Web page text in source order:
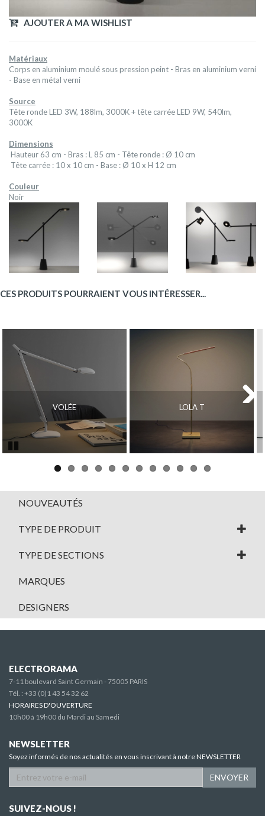
AJOUTER A MA WISHLIST
Matériaux
Corps en aluminium moulé sous pression peint - Bras en aluminium verni
- Base en métal verni
Source
Tête ronde LED 3W, 188lm, 3000K + tête carrée LED 9W, 540lm,
3000K
Dimensions
Hauteur 63 cm - Bras : L 85 cm - Tête ronde : Ø 10 cm
Tête carrée : 10 x 10 cm - Base : Ø 10 x H 12 cm
Couleur
Noir
CES PRODUITS POURRAIENT VOUS INTÉRESSER...
VOLÉE LOLA T
Next
NOUVEAUTÉS
TYPE DE PRODUIT
TYPE DE SECTIONS
MARQUES
DESIGNERS
ELECTRORAMA
7-11 boulevard Saint Germain - 75005 PARIS
Tél. : +33 (0)1 43 54 32 62
HORAIRES D'OUVERTURE
10h00 à 19h00 du Mardi au Samedi
NEWSLETTER
Soyez informés de nos actualités en vous inscrivant à notre NEWSLETTER
ENVOYER
SUIVEZ-NOUS !